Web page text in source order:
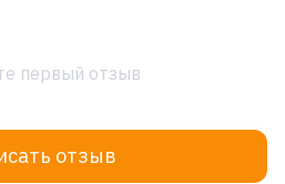
первый отзыв
отзыв